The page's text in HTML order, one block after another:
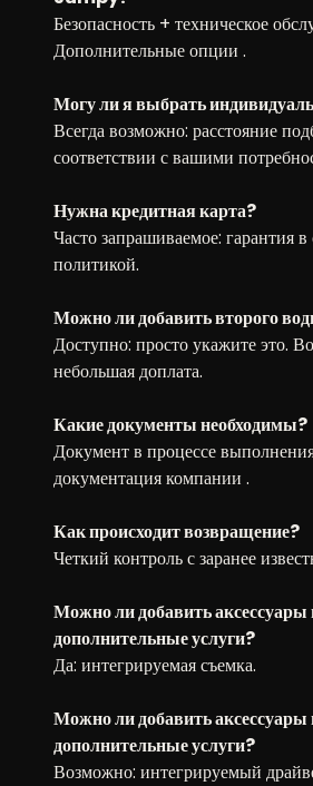
Безопасность + техническое
Дополнительные опции .
Могу ли я выбрать
Всегда возможно: расстояние
соответствии с вашими
Нужна кредитная карта?
Часто запрашиваемое: гарантия в
политикой.
Можно ли добавить второго
Доступно: просто укажите это.
небольшая доплата.
Какие документы необходимы?
Документ в процессе
документация компании .
Как происходит возвращение?
Четкий контроль с заранее
Можно ли добавить аксессуары
дополнительные услуги?
Да: интегрируемая съемка.
Можно ли добавить аксессуары
дополнительные услуги?
Возможно: интегрируемый